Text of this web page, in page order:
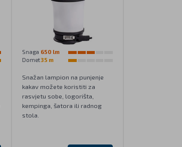
Snaga 650 lm
Domet35 m
Snažan lampion na punjenje
kakav možete koristiti za
rasvjetu sobe, logorišta,
kempinga, šatora ili radnog
stola.